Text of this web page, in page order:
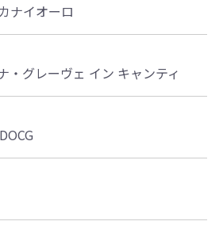
ナイオーロ
・グレーヴェ イン キャンティ